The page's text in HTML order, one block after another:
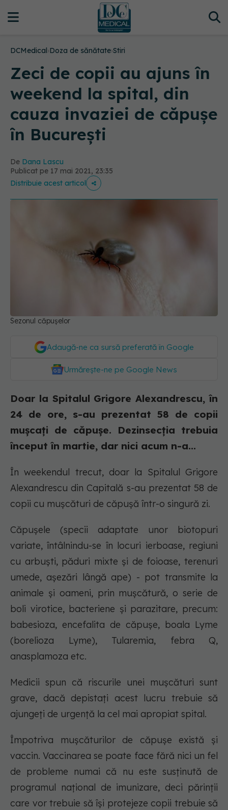
DCMedical›Doza de sănătate›Stiri
Zeci de copii au ajuns în
weekend la spital, din
cauza invaziei de căpușe
în București
De Dana Lascu
Publicat pe 17 mai 2021, 23:35
Distribuie acest articol
Sezonul căpușelor
Adaugă-ne ca sursă preferată în Google
Urmărește-ne pe Google News
Doar la Spitalul Grigore Alexandrescu, în
24 de ore, s-au prezentat 58 de copii
mușcați de căpușe. Dezinsecția trebuia
început în martie, dar nici acum n-a...
În weekendul trecut, doar la Spitalul Grigore
Alexandrescu din Capitală s-au prezentat 58 de
copii cu mușcături de căpușă într-o singură zi.
Căpușele (specii adaptate unor biotopuri
variate, întâlnindu-se în locuri ierboase, regiuni
cu arbuști, păduri mixte și de foioase, terenuri
umede, așezări lângă ape) - pot transmite la
animale și oameni, prin mușcătură, o serie de
boli virotice, bacteriene și parazitare, precum:
babesioza, encefalita de căpușe, boala Lyme
(borelioza Lyme), Tularemia, febra Q,
anasplamoza etc.
Medicii spun că riscurile unei mușcături sunt
grave, dacă depistați acest lucru trebuie să
ajungeți de urgență la cel mai apropiat spital.
Împotriva mușcăturilor de căpușe există și
vaccin. Vaccinarea se poate face fără nici un fel
de probleme numai că nu este susținută de
programul național de imunizare, deci părinții
care vor trebuie să își protejeze copii trebuie să